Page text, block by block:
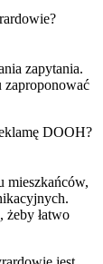
zapytania.
zaproponować
DOOH?
mieszkańców,
żeby łatwo